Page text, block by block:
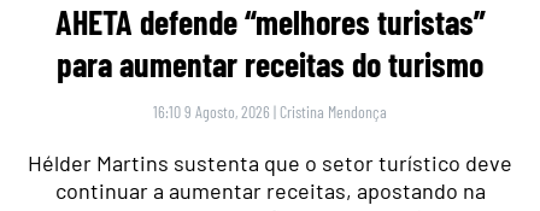
AHETA defende “melhores turistas”
para aumentar receitas do turismo
16:10 9 Agosto, 2026 | Cristina Mendonça
Hélder Martins sustenta que o setor turístico deve
continuar a aumentar receitas, apostando na